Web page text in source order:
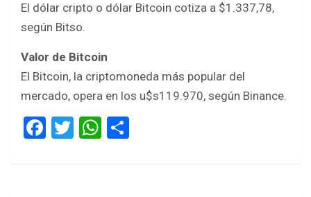
El dólar cripto o dólar Bitcoin cotiza a $1.337,78,
según Bitso.
Valor de Bitcoin
El Bitcoin, la criptomoneda más popular del
mercado, opera en los u$s119.970, según Binance.
F
ce
T
tt
W
at ar